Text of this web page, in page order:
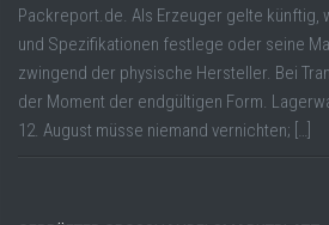
Packreport.de. Als Erzeuger gelte künftig,
und Spezifikationen festlege oder seine
zwingend der physische Hersteller. Bei
der Moment der endgültigen Form.
12. August müsse niemand vernichten; […]